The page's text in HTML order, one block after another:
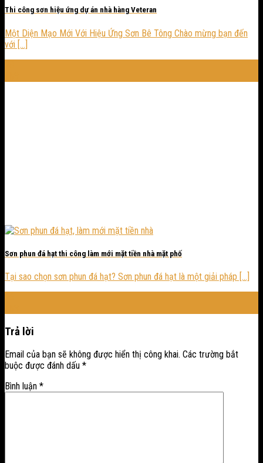
Thi công sơn hiệu ứng dự án nhà hàng Veteran
Một Diện Mạo Mới Với Hiệu Ứng Sơn Bê Tông Chào mừng bạn đến
với [...]
Sơn phun đá hạt thi công làm mới mặt tiền nhà mặt phố
Tại sao chọn sơn phun đá hạt? Sơn phun đá hạt là một giải pháp [...]
Trả lời
Email của bạn sẽ không được hiển thị công khai. Các trường bắt
buộc được đánh dấu *
Bình luận *